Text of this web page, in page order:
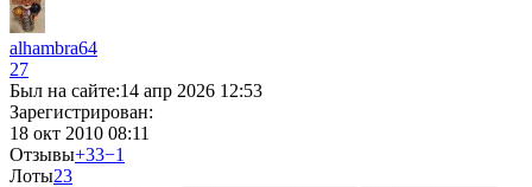
alhambra64
27
Был на сайте:14 апр 2026 12:53
Зарегистрирован:
18 окт 2010 08:11
Отзывы+33−1
Лоты23